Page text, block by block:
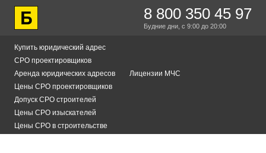
8 800 350 45 97
Будние дни, с 9:00 до 20:00
Купить юридический адрес
СРО проектировщиков
Аренда юридических адресов
Лицензии МЧС
Цены СРО проектировщиков
Допуск СРО строителей
Цены СРО изыскателей
Цены СРО в строительстве